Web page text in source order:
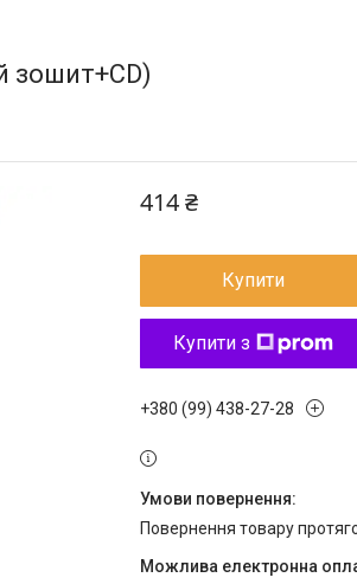
зошит+CD)
414 ₴
Купити
Купити з
+380 (99) 438-27-28
повернення товару